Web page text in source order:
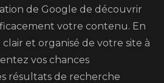
de Google de découvrir
votre contenu. En
et organisé de votre site à
vos chances
résultats de recherche